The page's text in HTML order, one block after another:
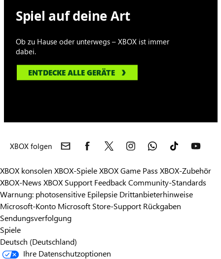
Spiel auf deine Art
Ob zu Hause oder unterwegs – XBOX ist immer
dabei.
ENTDECKE ALLE GERÄTE
XBOX folgen
XBOX konsolen XBOX-SpieleXBOX Game Pass XBOX-Zubehör
XBOX-News XBOX Support FeedbackCommunity-Standards
Warnung: photosensitive Epilepsie Drittanbieterhinweise
Microsoft-Konto Microsoft Store-Support Rückgaben
Sendungsverfolgung
Spiele
Deutsch (Deutschland)
Ihre Datenschutzoptionen